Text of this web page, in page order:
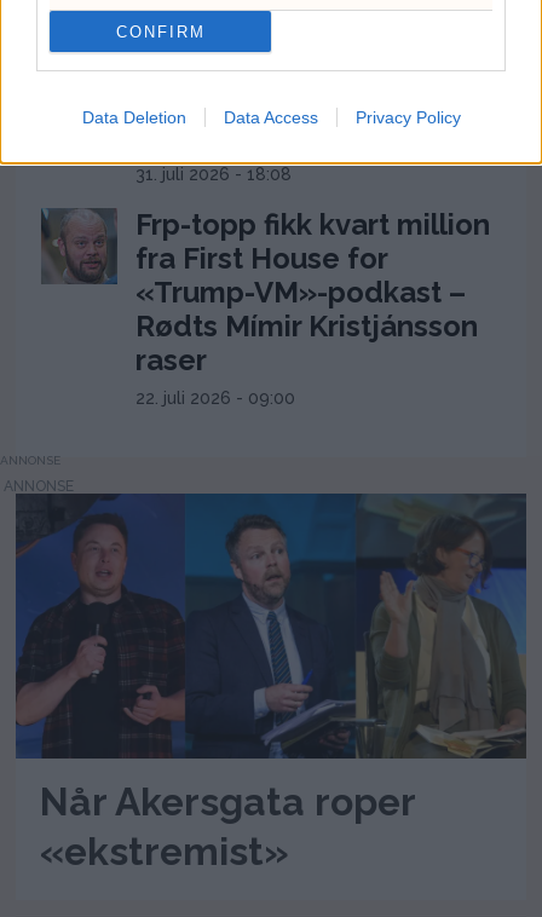
CONFIRM
Data Deletion Data Access Privacy Policy
Ceuta-krisen: 60.000
migranter presser Spanias
grense og setter Sánchez
under press
31. juli 2026 - 18:08
Frp-topp fikk kvart million
fra First House for
«Trump-VM»-podkast –
Rødts Mímir Kristjánsson
raser
22. juli 2026 - 09:00
ANNONSE
Når Akersgata roper
«ekstremist»